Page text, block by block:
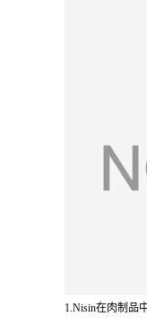
1.Nisin在肉制品